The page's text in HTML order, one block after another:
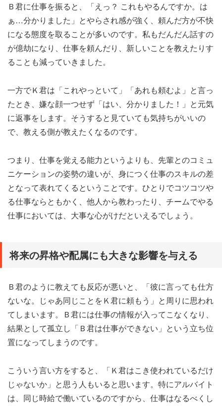
Ｂ君に仕事を振ると、「えっ？ これもやるんですか。は
ぁ…分かりました」とやらされ感が強く、頼んだ方が不快
になる態度を取ることが多いのです。私もだんだん話すの
が億劫になり、仕事を頼んだり、新しいことを教えたりす
ることも減っていきました。
一方でＫ君は「これやっといて」「あれも頼むよ」と言っ
たとき、嫌な顔一つせず「はい、分かりました！」と元気
に返事をします。そうすると見ていても気持ちがいいの
で、教える側が教えたくなるのです。
つまり、仕事を覚える能力というよりも、先輩とのコミュ
ニケーションの姿勢の違いが、身につく仕事のスキルの差
となって表れてくるということです。ひとりでコツコツや
る仕事ならともかく、他人から教わったり、チームでやる
仕事においては、大事な心がけだといえるでしょう。
将来の昇格や配属にも大きな影響を与える
Ｂ君のように教えても反応が悪いと、「彼に言っても仕方
ないな。じゃあ同じことをＫ君に頼もう」と周りに思われ
てしまいます。Ｂ君には仕事の情報が入ってこなくなり、
結果として孤立し「Ｂ君は仕事ができない」という立ち位
置になってしまうのです。
こういう言い方をすると、「Ｋ君はこき使われているだけ
じゃないか」と思う人もいると思います。特にアルバイト
は、同じ時給で働いているのですから、仕事はなるべくし